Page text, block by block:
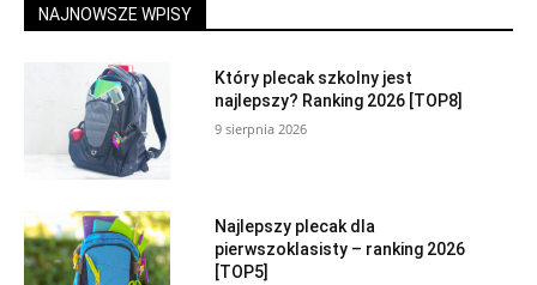
NAJNOWSZE WPISY
Który plecak szkolny jest
najlepszy? Ranking 2026 [TOP8]
9 sierpnia 2026
Najlepszy plecak dla
pierwszoklasisty – ranking 2026
[TOP5]